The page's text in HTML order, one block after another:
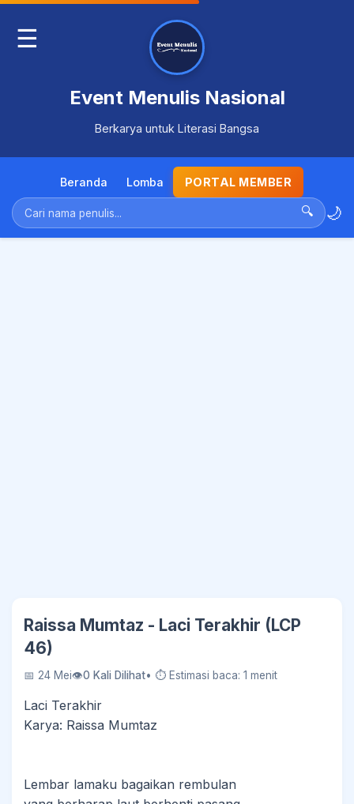
☰
Event Menulis Nasional
Berkarya untuk Literasi Bangsa
Beranda Lomba PORTAL MEMBER
🔍 🌙
Raissa Mumtaz - Laci Terakhir (LCP
46)
📅 24 Mei👁0 Kali Dilihat• ⏱ Estimasi baca: 1 menit
Laci Terakhir
Karya: Raissa Mumtaz
Lembar lamaku bagaikan rembulan